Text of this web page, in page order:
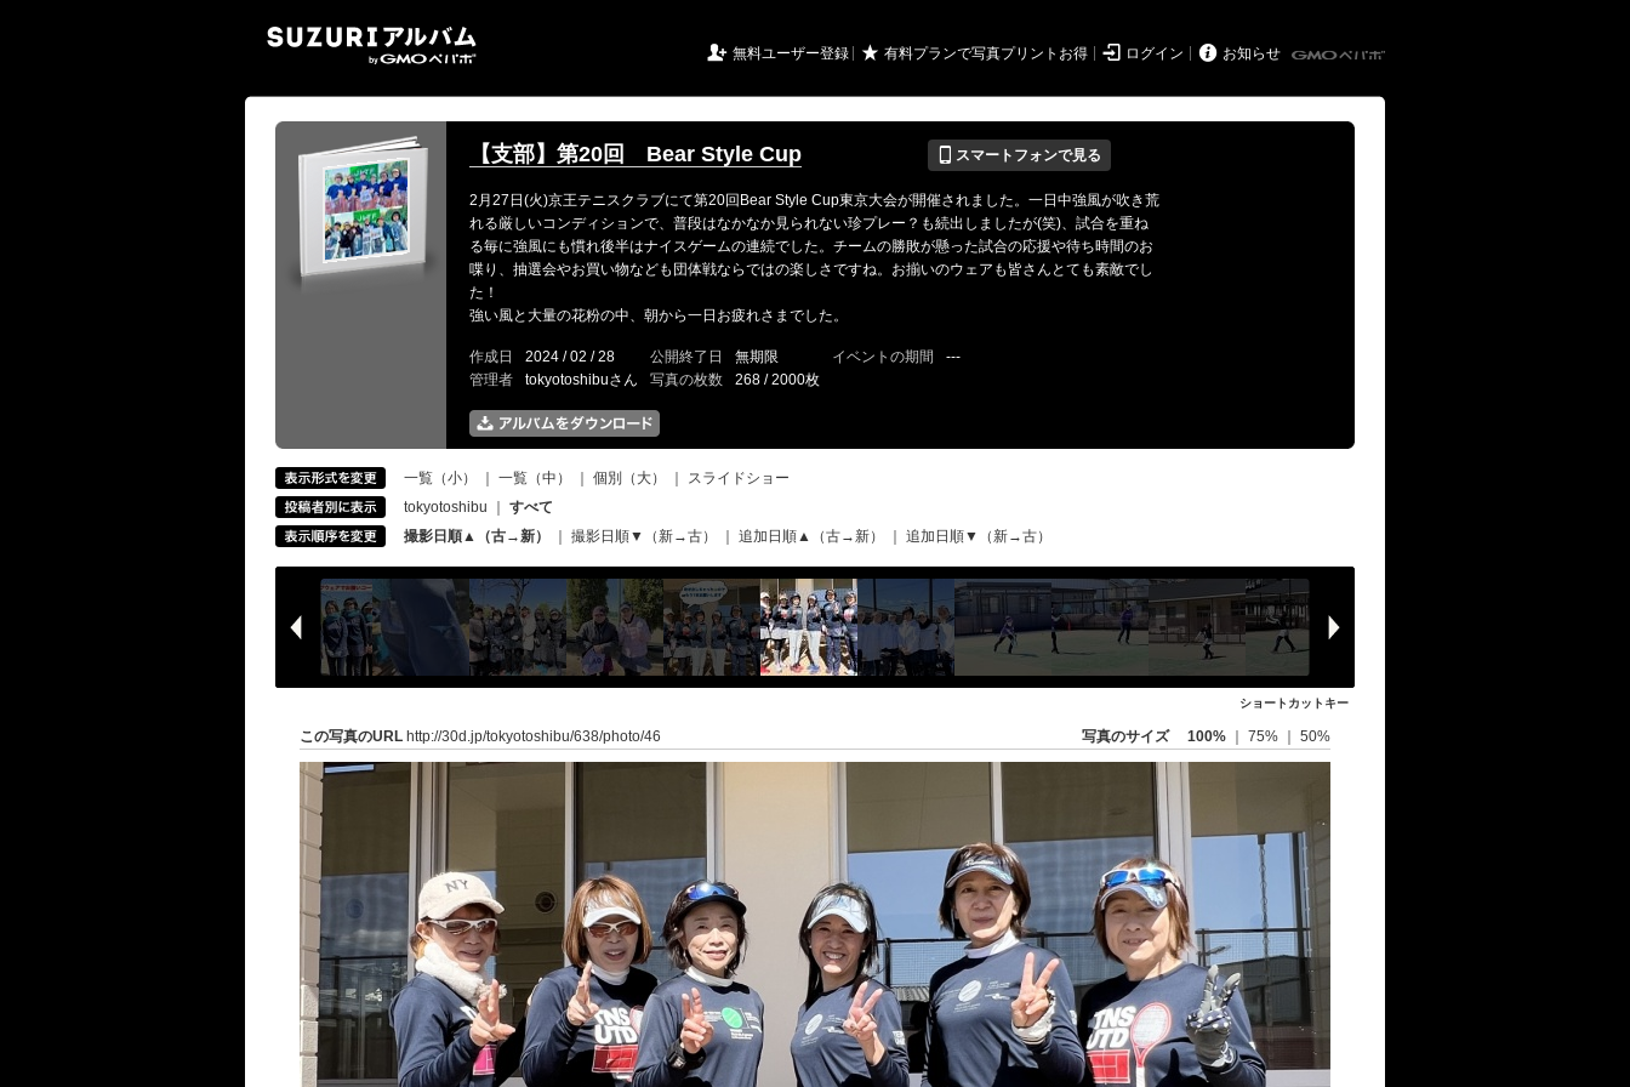
 無料ユーザー登録 ★ 有料プランで写真プリントお得  ログイン  お知らせ
【支部】第20回 Bear Style Cup 📱 スマートフォンで見る
2月27日(火)京王テニスクラブにて第20回Bear Style Cup東京大会が開催されました。一日中強風が吹き荒
れる厳しいコンディションで、普段はなかなか見られない珍プレー？も続出しましたが(笑)、試合を重ね
る毎に強風にも慣れ後半はナイスゲームの連続でした。チームの勝敗が懸った試合の応援や待ち時間のお
喋り、抽選会やお買い物なども団体戦ならではの楽しさですね。お揃いのウェアも皆さんとても素敵でし
た！
強い風と大量の花粉の中、朝から一日お疲れさまでした。
作成日 2024 / 02 / 28 公開終了日 無期限 イベントの期間
---
管理者
tokyotoshibuさん 写真の枚数 268 / 2000枚
一覧（小） 一覧（中） 個別（大）
スライドショー
tokyotoshibu
すべて
撮影日順▲（古→新）
撮影日順▼（新→古） 追加日順▲（古→新） 追加日順▼（新→古）
ショートカットキー
この写真のURL http://30d.jp/tokyotoshibu/638/photo/46 写真のサイズ 100% 75% 50%